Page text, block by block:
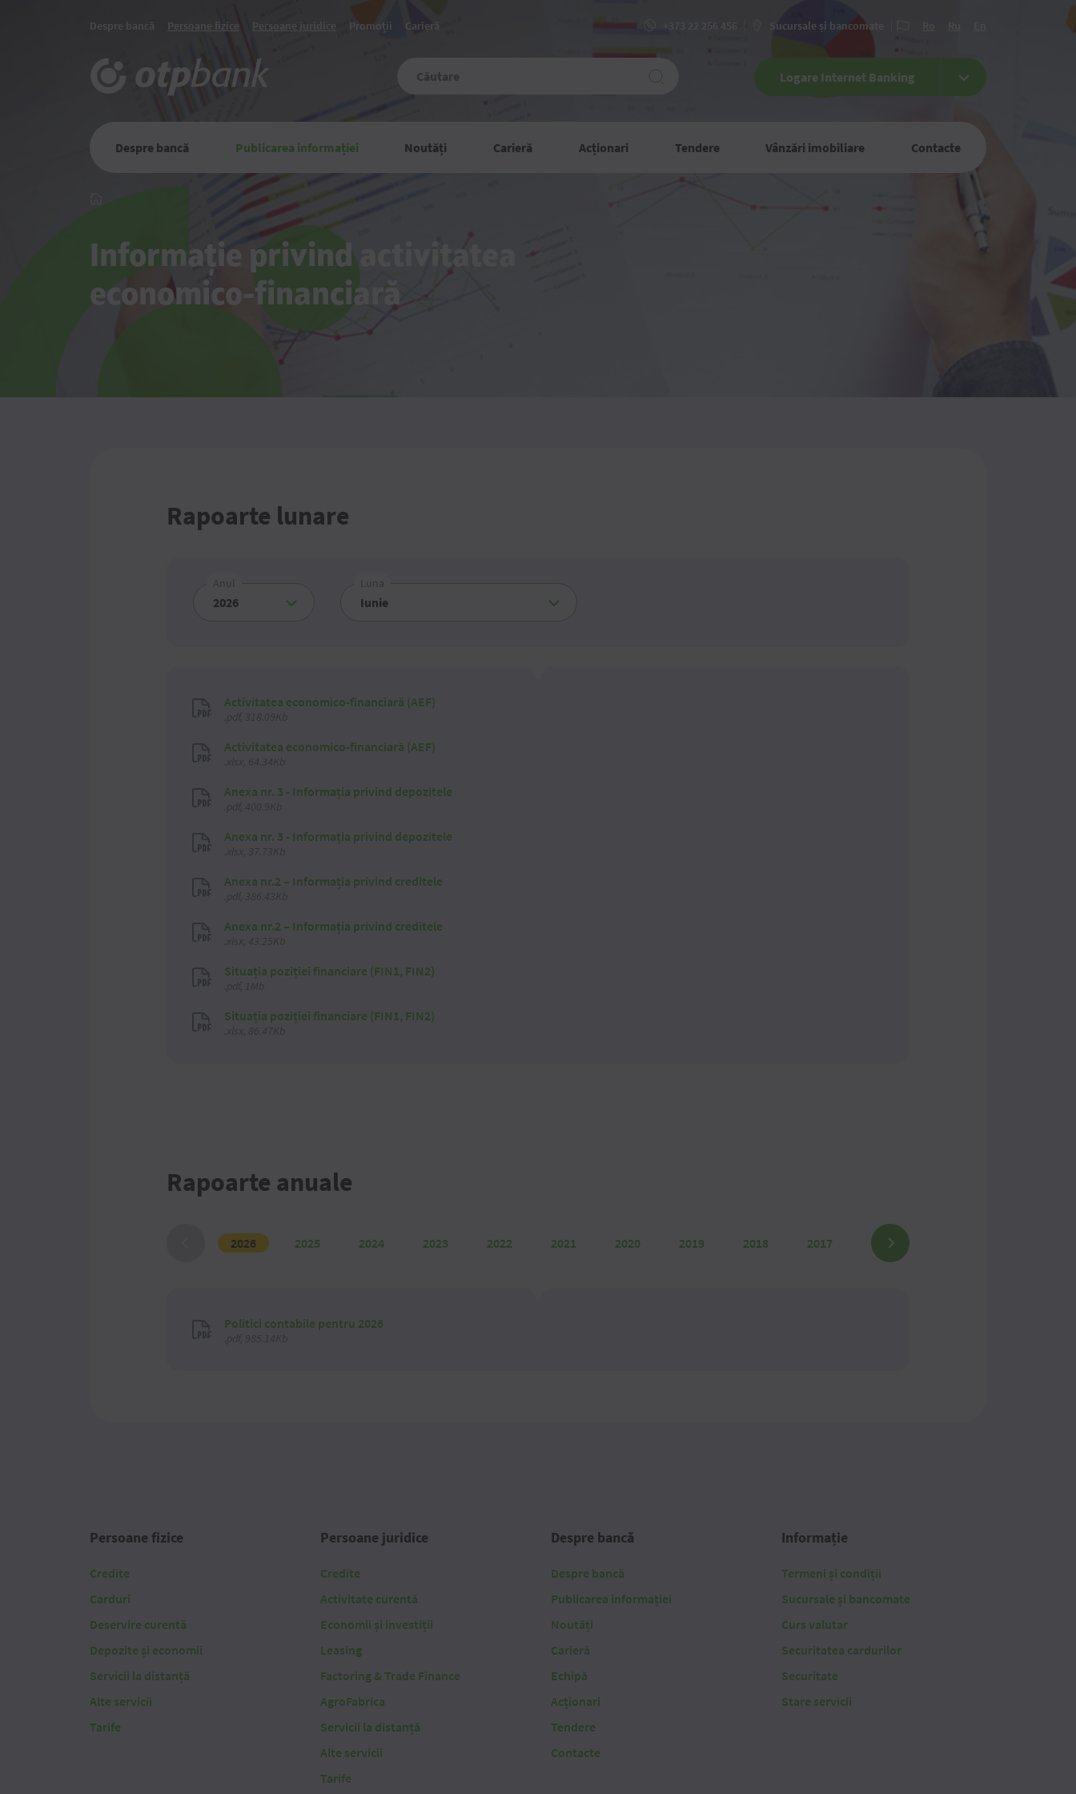
Despre bancă Persoane fizice Persoane juridice Promoții Carieră +373 22 256 456 Sucursale și bancomate
Logare Internet Banking
Despre bancă Publicarea informației Noutăți Carieră Acționari Tendere Vânzări imobiliare Contacte
Informație privind activitatea
economico-financiară
Rapoarte lunare
Anul Luna
Activitatea economico-financiară (AEF)
Activitatea economico-financiară (AEF)
Anexa nr. 3 - Informația privind depozitele
Anexa nr. 3 - Informația privind depozitele
Anexa nr.2 – Informația privind creditele
Anexa nr.2 – Informația privind creditele
Situația poziției financiare (FIN1, FIN2)
Situația poziției financiare (FIN1, FIN2)
Rapoarte anuale
2026 2025 2024 2023 2022 2021 2020 2019 2018 2017 2016
Politici contabile pentru 2026
Persoane fizice
Credite
Carduri
Deservire curentă
Depozite și economii
Servicii la distanță
Alte servicii
Tarife
Persoane juridice
Credite
Activitate curentă
Economii și investiții
Leasing
Factoring & Trade Finance
AgroFabrica
Servicii la distanță
Alte servicii
Tarife
Despre bancă
Despre bancă
Publicarea informației
Noutăți
Carieră
Echipă
Acționari
Tendere
Contacte
Informație
Termeni și condiții
Sucursale și bancomate
Curs valutar
Securitatea cardurilor
Securitate
Stare servicii